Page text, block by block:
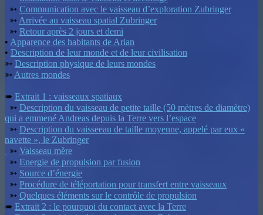
➳ Communication avec le vaisseau d’exploration Zubringer
➳ Arrivée au vaisseau spatial Zubringer
➳ Retour après 2 jours et demi
• Apparence des habitants de Arian
• Description de leur monde et de leur civilisation
➳ Description physique de leurs mondes
➳ Autres mondes
➠ Extrait 1 : vaisseaux spatiaux
➳ Description du vaisseau de petite taille (50 mètres de diamètre)
qui a emmené Andreas depuis la Terre vers l’espace
➳ Description du vaisseeau de taille moyenne, appelé par eux «
navette », le Zubringer
➳ Vaisseau mère
➳ Energie de propulsion par fusion
➳ Source d’énergie
➳ Procédure de téléportation pour transfert entre vaisseaux
➳ Quelques éléments sur le contrôle de propulsion
➠ Extrait 2 : le pourquoi du contact avec la Terre